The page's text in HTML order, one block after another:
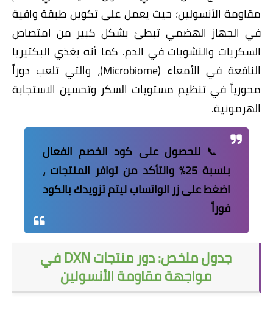
مقاومة الأنسولين؛ حيث يعمل على تكوين طبقة واقية
في الجهاز الهضمي تبطئ بشكل كبير من امتصاص
السكريات والنشويات في الدم. كما أنه يغذي البكتيريا
النافعة في الأمعاء (Microbiome)، والتي تلعب دوراً
محورياً في تنظيم مستويات السكر وتحسين الاستجابة
الهرمونية.
​📞للحصول على كود الخصم الفعال
بنسبة 25% والتأكد من توافر المنتجات ،
اضغط على زر الواتساب ليتم تزويدك بالكود
فوراً
جدول ملخص: دور منتجات DXN في
مواجهة مقاومة الأنسولين